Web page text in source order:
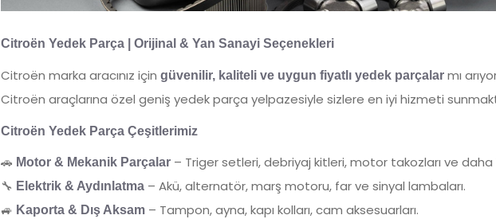
Citroën Yedek Parça | Orijinal & Yan Sanayi Seçenekleri
Citroën marka aracınız için güvenilir, kaliteli ve uygun fiyatlı yedek parçalar mı
Citroën araçlarına özel geniş yedek parça yelpazesiyle sizlere en iyi hizmeti
Citroën Yedek Parça Çeşitlerimiz
🚗 Motor & Mekanik Parçalar – Triger setleri, debriyaj kitleri, motor takozları ve daha
🔧 Elektrik & Aydınlatma – Akü, alternatör, marş motoru, far ve sinyal lambaları.
🚙 Kaporta & Dış Aksam – Tampon, ayna, kapı kolları, cam aksesuarları.